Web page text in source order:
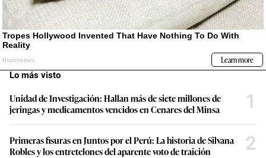
Lo más visto
Unidad de Investigación: Hallan más de siete millones de
jeringas y medicamentos vencidos en Cenares del Minsa
1
Primeras fisuras en Juntos por el Perú: La historia de Silvana
Robles y los entretelones del aparente voto de traición
2